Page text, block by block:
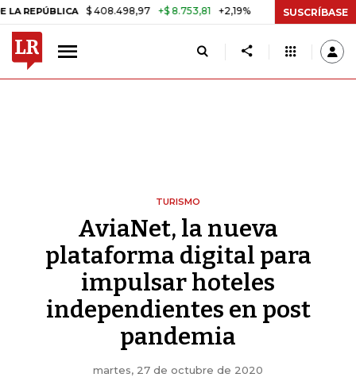
$ 408.498,97 +$ 8.753,81 +2,19% TASA DE USURASUSCRÍBASE
TURISMO
AviaNet, la nueva
plataforma digital para
impulsar hoteles
independientes en post
pandemia
martes, 27 de octubre de 2020